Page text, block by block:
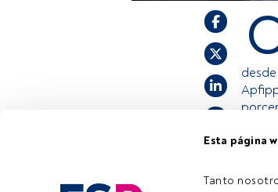
Esta página
Tanto